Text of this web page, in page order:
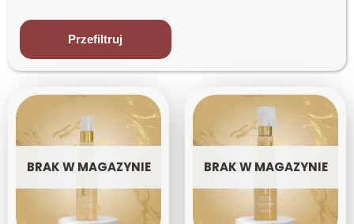
Harmonogram Kapilarny
Volume Boost
Polecane
Produkty Profesjonalne
Coffee Gold
Curly Power
Przefiltruj
BRAK W MAGAZYNIE BRAK W MAGAZYNIE